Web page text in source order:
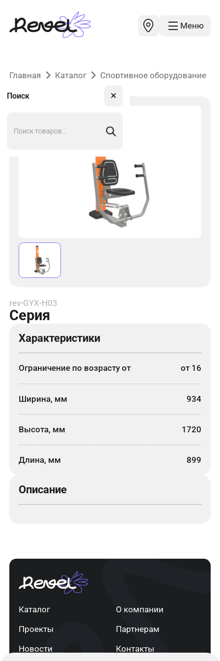
Меню
Поиск ✕
Главная Каталог Спортивное оборудование
rev-GYX-H03
Серия
Характеристики
Ограничение по возрасту от от 16
Ширина, мм 934
Высота, мм 1720
Длина, мм 899
Описание
Каталог
О компании
Проекты
Партнерам
Новости
Контакты